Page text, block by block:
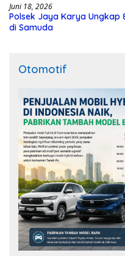
Juni 18, 2026
Polsek Jaya Karya Ungkap
di Samuda
Otomotif